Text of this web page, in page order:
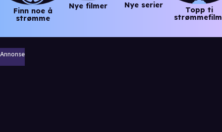
Finn noe å
strømme
Nye filmer Nye serier
Topp ti
Annonse